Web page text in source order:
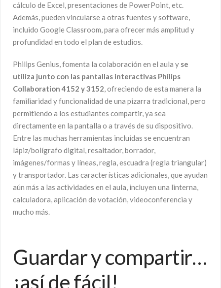
cálculo de Excel, presentaciones de PowerPoint, etc.
Además, pueden vincularse a otras fuentes y software,
incluido Google Classroom, para ofrecer más amplitud y
profundidad en todo el plan de estudios.
Philips Genius, fomenta la colaboración en el aula y se
utiliza junto con las pantallas interactivas Philips
Collaboration 4152 y 3152, ofreciendo de esta manera la
familiaridad y funcionalidad de una pizarra tradicional, pero
permitiendo a los estudiantes compartir, ya sea
directamente en la pantalla o a través de su dispositivo.
Entre las muchas herramientas incluidas se encuentran
lápiz/bolígrafo digital, resaltador, borrador,
imágenes/formas y líneas, regla, escuadra (regla triangular)
y transportador. Las características adicionales, que ayudan
aún más a las actividades en el aula, incluyen una linterna,
calculadora, aplicación de votación, videoconferencia y
mucho más.
Guardar y compartir…
¡así de fácil!